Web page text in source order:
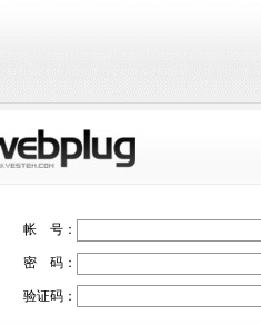
帐 号：
密 码：
验证码：